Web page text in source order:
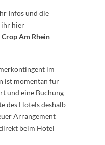
Infos und die
ihr hier
Am Rhein
im
ist momentan für
und eine Buchung
des Hotels deshalb
Arrangement
beim Hotel